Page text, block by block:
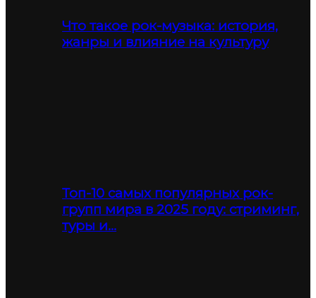
Что такое рок-музыка: история,
жанры и влияние на культуру
Топ-10 самых популярных рок-
групп мира в 2025 году: стриминг,
туры и…